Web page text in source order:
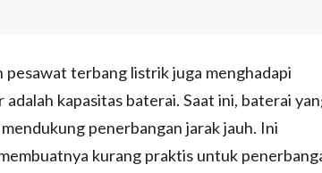
pesawat terbang listrik juga menghadapi
kapasitas baterai. Saat ini, baterai
penerbangan jarak jauh. Ini
kurang praktis untuk